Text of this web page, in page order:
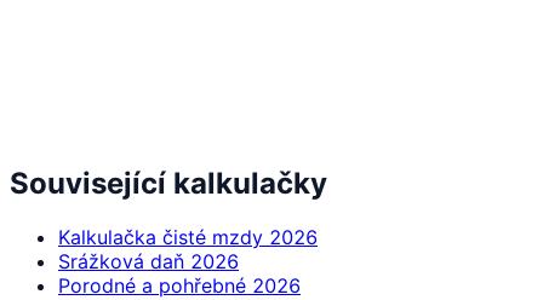
Související kalkulačky
Kalkulačka čisté mzdy 2026
Srážková daň 2026
Porodné a pohřebné 2026